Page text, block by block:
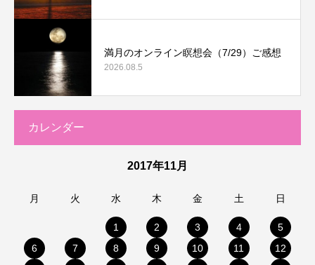
満月のオンライン瞑想会（7/29）ご感想
2026.08.5
カレンダー
2017年11月
月 火 水 木 金 土 日
1 2 3 4
5
6
7 8 9 10 11
12